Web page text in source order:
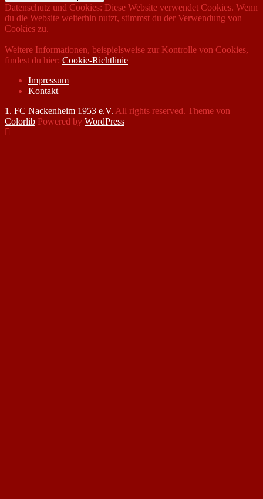
Datenschutz und Cookies: Diese Website verwendet Cookies. Wenn
du die Website weiterhin nutzt, stimmst du der Verwendung von
Cookies zu.
Weitere Informationen, beispielsweise zur Kontrolle von Cookies,
findest du hier: Cookie-Richtlinie
Impressum
Kontakt
1. FC Nackenheim 1953 e.V. All rights reserved. Theme von
Colorlib Powered by WordPress